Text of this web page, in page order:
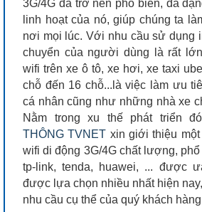
3G/4G đã trở nên phổ biến, đa
linh hoạt của nó, giúp chúng ta
nơi mọi lúc. Với nhu cầu sử dụng
chuyển của người dùng là rất
wifi trên xe ô tô, xe hơi, xe taxi
chỗ đến 16 chỗ...là việc làm ưu
cá nhân cũng như những nhà xe
Nằm trong xu thế phát triển
THÔNG TVNET xin giới thiệu
wifi di động 3G/4G chất lượng,
tp-link, tenda, huawei, ... được
được lựa chọn nhiều nhất hiện
nhu cầu cụ thể của quý khách